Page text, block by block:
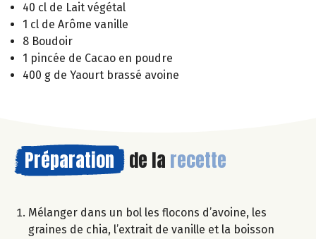
40 cl de Lait végétal
1 cl de Arôme vanille
8 Boudoir
1 pincée de Cacao en poudre
400 g de Yaourt brassé avoine
Préparation de la recette
Mélanger dans un bol les flocons d’avoine, les
graines de chia, l’extrait de vanille et la boisson